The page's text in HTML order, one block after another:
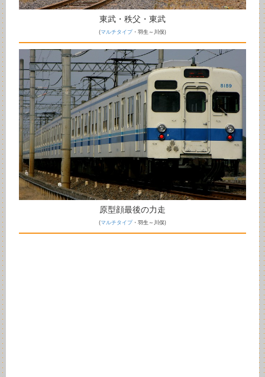
東武・秩父・東武
(マルチタイプ・羽生～川俣)
原型顔最後の力走
(マルチタイプ・羽生～川俣)